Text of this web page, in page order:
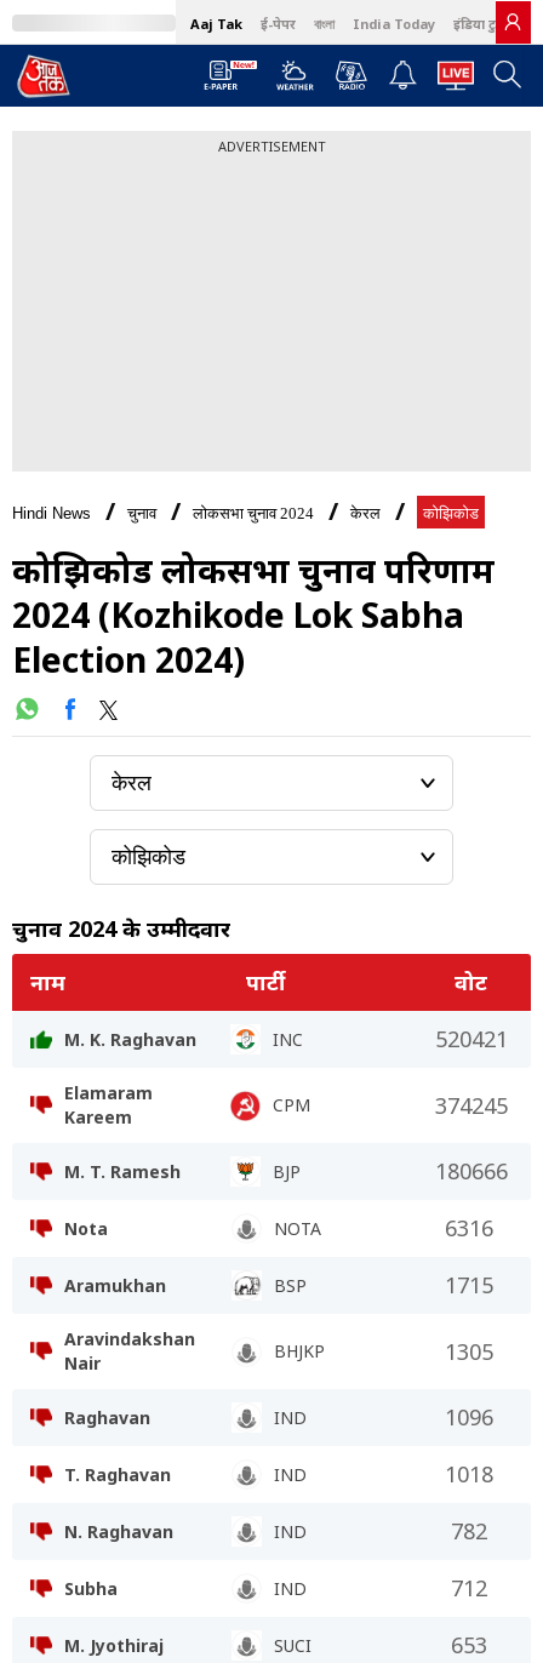
Aaj Tak ई-पेपर বাংলা India Today इंडिया टुडे हिंदी
ADVERTISEMENT
Hindi News चुनाव लोकसभा चुनाव 2024 केरल कोझिकोड
कोझिकोड लोकसभा चुनाव परिणाम
2024 (Kozhikode Lok Sabha
Election 2024)
चुनाव 2024 के उम्मीदवार
नाम
पार्टी वोट
M. K. Raghavan INC 520421
Elamaram
Kareem
CPM 374245
M. T. Ramesh BJP 180666
Nota NOTA 6316
Aramukhan BSP 1715
Aravindakshan
Nair
BHJKP 1305
Raghavan IND 1096
T. Raghavan IND 1018
N. Raghavan IND 782
Subha IND 712
M. Jyothiraj SUCI 653